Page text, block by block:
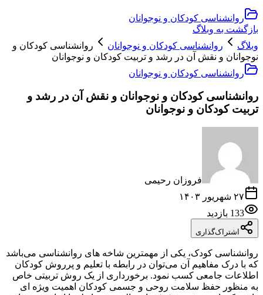
روانشناسی کودکان و نوجوانان
بازگشت به وبلاگ
وبلاگ
روانشناسی کودکان و نوجوانان
روانشناسی کودکان و
نوجوانان و نقش آن در رشد و تربیت کودکان و نوجوانان
روانشناسی کودکان و نوجوانان
روانشناسی کودکان و نوجوانان و نقش آن در رشد و
تربیت کودکان و نوجوانان
فروزان رحیمی
۲۷ شهریور ۱۴۰۳
133 بازدید
اشتراک‌گذاری
روانشناسی کودک، یکی از مهمترین شاخه های روانشناسی می‌باشد
که با درک مفاهیم آن می‌توان در رابطه با تعلیم و پرروش کودکان
اطلاعات جامعی کسب نمود. برخورداری از یک روش تربیتی خاص
به منظور حفظ سلامت روحی و جسمی کودکان اهمیت ویژه ای